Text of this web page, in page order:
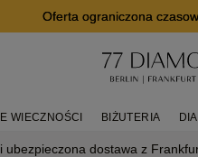
Oferta ograniczona
WIECZNOŚCI BIŻUTERIA
i ubezpieczona dostawa z